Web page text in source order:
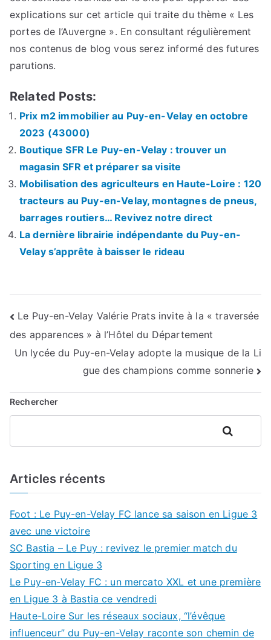
explications sur cet article qui traite du thème « Les
portes de l’Auvergne ». En consultant régulièrement
nos contenus de blog vous serez informé des futures
parutions.
Related Posts:
Prix m2 immobilier au Puy-en-Velay en octobre
2023 (43000)
Boutique SFR Le Puy-en-Velay : trouver un
magasin SFR et préparer sa visite
Mobilisation des agriculteurs en Haute-Loire : 120
tracteurs au Puy-en-Velay, montagnes de pneus,
barrages routiers… Revivez notre direct
La dernière librairie indépendante du Puy-en-
Velay s’apprête à baisser le rideau
Navigation
de
Le Puy-en-Velay Valérie Prats invite à la « traversée
des apparences » à l’Hôtel du Département
Un lycée du Puy-en-Velay adopte la musique de la Li
gue des champions comme sonnerie
Rechercher
Rechercher
Articles récents
Foot : Le Puy-en-Velay FC lance sa saison en Ligue 3
avec une victoire
SC Bastia – Le Puy : revivez le premier match du
Sporting en Ligue 3
Le Puy-en-Velay FC : un mercato XXL et une première
en Ligue 3 à Bastia ce vendredi
Haute-Loire Sur les réseaux sociaux, “l’évêque
influenceur” du Puy-en-Velay raconte son chemin de